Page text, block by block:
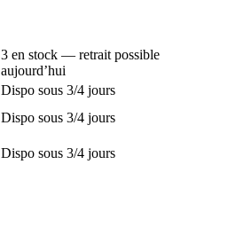
3 en stock — retrait possible
aujourd’hui
Dispo sous 3/4 jours
Dispo sous 3/4 jours
Dispo sous 3/4 jours